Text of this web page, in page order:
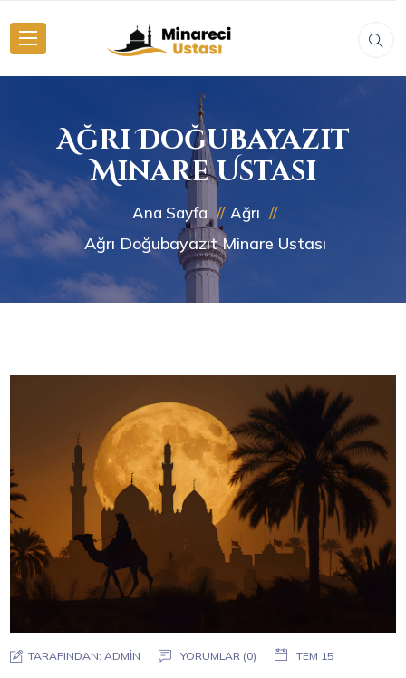
Ağrı Doğubayazıt
Minare Ustası
Ana Sayfa Ağrı
Ağrı Doğubayazıt Minare Ustası
TARAFINDAN: ADMIN YORUMLAR (0) TEM 15